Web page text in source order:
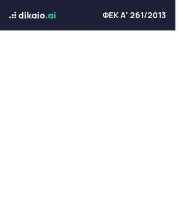
ΦΕΚ Α' 261/2013